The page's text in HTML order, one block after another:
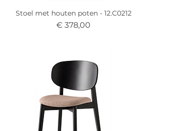
Stoel met houten poten - 12.C0212
Prijs
€ 378,00